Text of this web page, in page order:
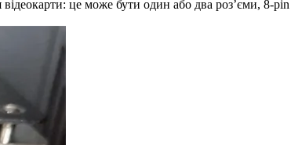
це може бути один або два роз’єми, 8-